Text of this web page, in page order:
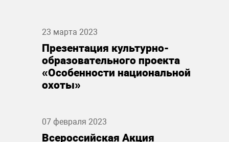
23 марта 2023
Презентация культурно-
образовательного проекта
«Особенности национальной
охоты»
07 февраля 2023
Всероссийская Акция